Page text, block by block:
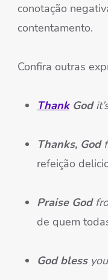
conotação
contentamento.
Confira outras
ThankGod
Thanks, God
refeição
Praise God
de quem
God bless